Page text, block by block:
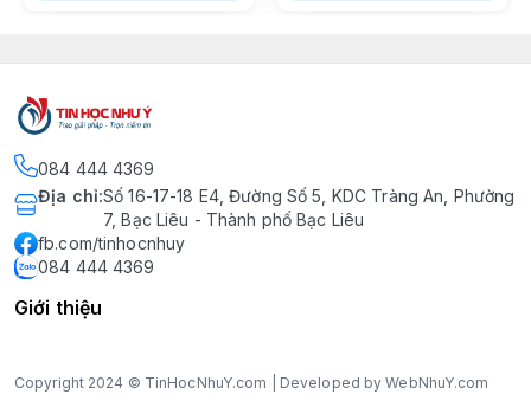
084 444 4369
Địa chỉ:Số 16-17-18 E4, Đường Số 5, KDC Tràng An, Phường
7, Bạc Liêu - Thành phố Bạc Liêu
fb.com/tinhocnhuy
084 444 4369
Giới thiệu
Copyright 2024 © TinHocNhuY.com | Developed by WebNhuY.com